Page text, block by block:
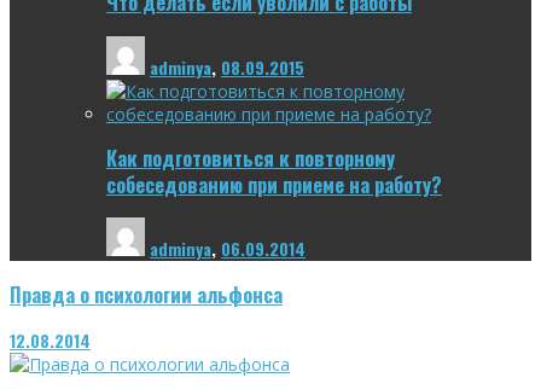
adminya, 08.09.2015
Как подготовиться к повторному
собеседованию при приеме на работу?
adminya, 06.09.2014
Правда о психологии альфонса
12.08.2014